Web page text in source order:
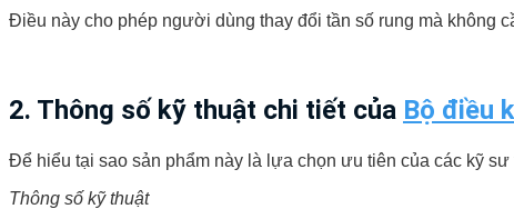
Điều này cho phép người dùng thay đổi tần số rung mà không
2. Thông số kỹ thuật chi tiết của Bộ điều
Để hiểu tại sao sản phẩm này là lựa chọn ưu tiên của các kỹ
Thông số kỹ thuật